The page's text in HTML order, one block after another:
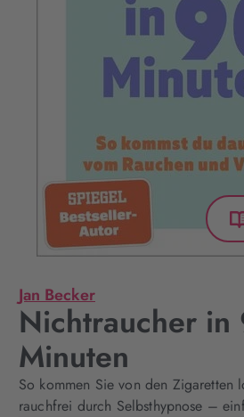
Jan Becker
Nichtraucher in
Minuten
So kommen Sie von den Zigaretten
rauchfrei durch Selbsthypnose –